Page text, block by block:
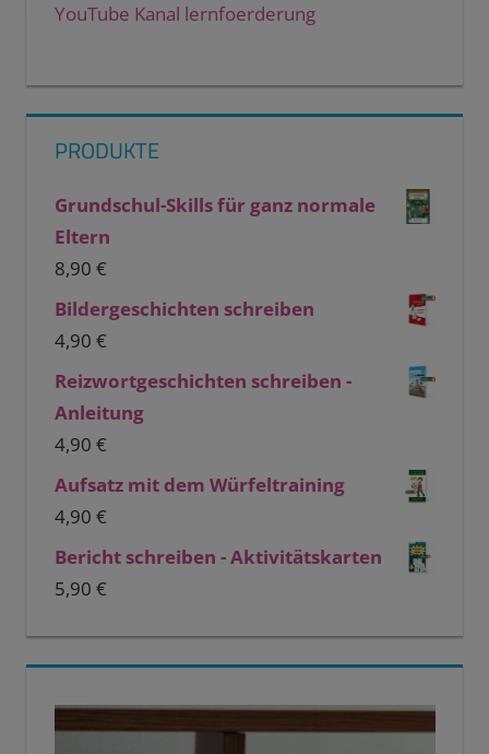
YouTube Kanal lernfoerderung
PRODUKTE
Grundschul-Skills für ganz normale
Eltern
8,90 €
Bildergeschichten schreiben
4,90 €
Reizwortgeschichten schreiben -
Anleitung
4,90 €
Aufsatz mit dem Würfeltraining
4,90 €
Bericht schreiben - Aktivitätskarten
5,90 €